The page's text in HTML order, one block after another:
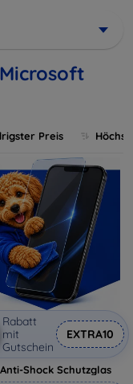
Preis
Rabatt
mit
Gutschein
EXTRA10
Shock Schutzglas